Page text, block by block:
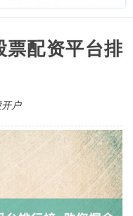
票配资平台排
户